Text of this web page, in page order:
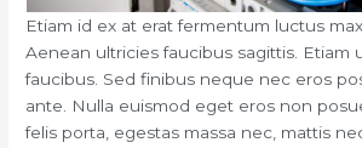
Etiam id ex at erat fermentum luctus
Aenean ultricies faucibus sagittis. Etiam
faucibus. Sed finibus neque nec eros
ante. Nulla euismod eget eros non
felis porta, egestas massa nec, mattis